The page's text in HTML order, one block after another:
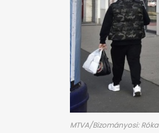
MTVA/Bizományosi: